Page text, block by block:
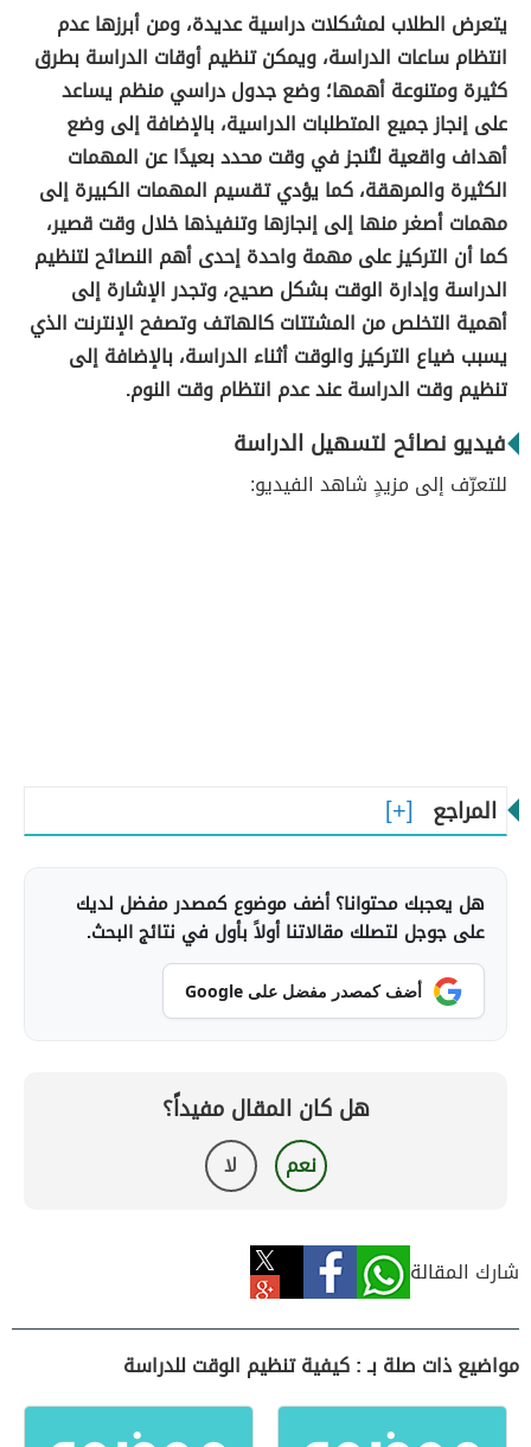
يتعرض الطلاب لمشكلات دراسية عديدة، ومن أبرزها عدم
انتظام ساعات الدراسة، ويمكن تنظيم أوقات الدراسة بطرق
كثيرة ومتنوعة أهمها؛ وضع جدول دراسي منظم يساعد
على إنجاز جميع المتطلبات الدراسية، بالإضافة إلى وضع
أهداف واقعية لتُنجز في وقت محدد بعيدًا عن المهمات
الكثيرة والمرهقة، كما يؤدي تقسيم المهمات الكبيرة إلى
مهمات أصغر منها إلى إنجازها وتنفيذها خلال وقت قصير،
كما أن التركيز على مهمة واحدة إحدى أهم النصائح لتنظيم
الدراسة وإدارة الوقت بشكل صحيح، وتجدر الإشارة إلى
أهمية التخلص من المشتتات كالهاتف وتصفح الإنترنت الذي
يسبب ضياع التركيز والوقت أثناء الدراسة، بالإضافة إلى
تنظيم وقت الدراسة عند عدم انتظام وقت النوم.
فيديو نصائح لتسهيل الدراسة
للتعرّف إلى مزيدٍ شاهد الفيديو:
المراجع
هل يعجبك محتوانا؟ أضف موضوع كمصدر مفضل لديك
على جوجل لتصلك مقالاتنا أولاً بأول في نتائج البحث.
أضف كمصدر مفضل على Google
هل كان المقال مفيداً؟
نعم لا
شارك المقالة
مواضيع ذات صلة بـ : كيفية تنظيم الوقت للدراسة